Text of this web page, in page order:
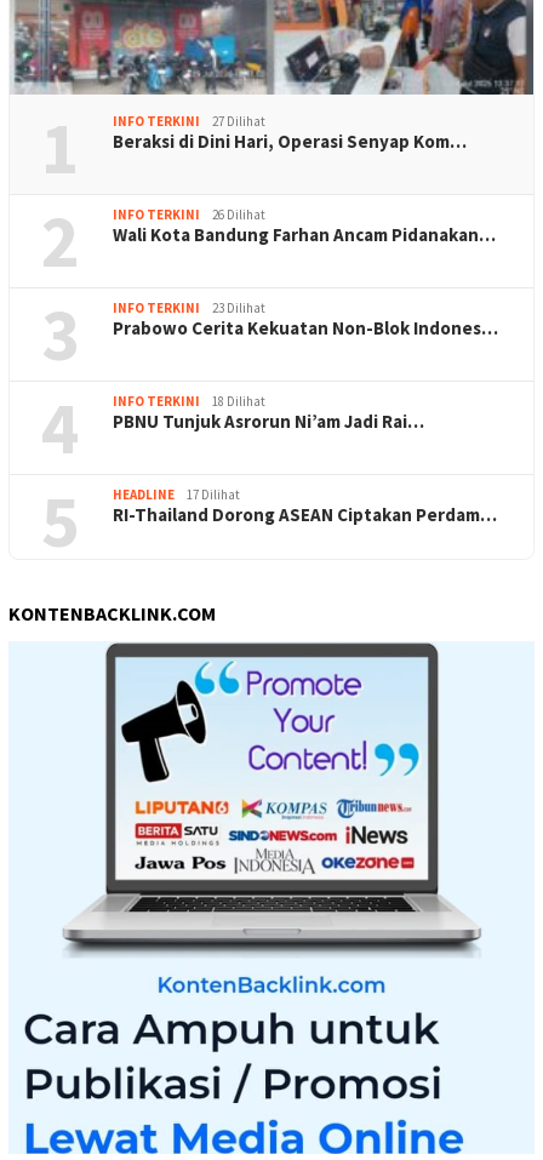
1 INFO TERKINI 27 Dilihat
Beraksi di Dini Hari, Operasi Senyap Kom…
2 INFO TERKINI 26 Dilihat
Wali Kota Bandung Farhan Ancam Pidanakan…
3 INFO TERKINI 23 Dilihat
Prabowo Cerita Kekuatan Non-Blok Indones…
4 INFO TERKINI 18 Dilihat
PBNU Tunjuk Asrorun Ni’am Jadi Rai…
5 HEADLINE 17 Dilihat
RI-Thailand Dorong ASEAN Ciptakan Perdam…
KONTENBACKLINK.COM